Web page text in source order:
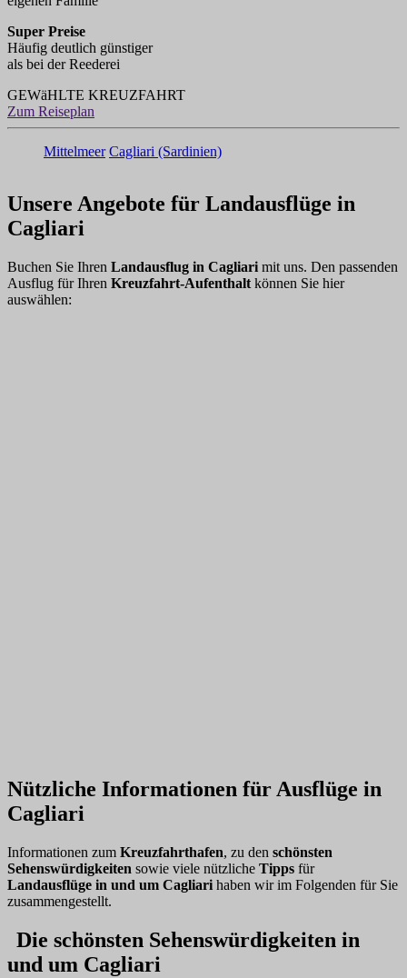
Super Preise
Häufig deutlich günstiger
als bei der Reederei
GEWäHLTE KREUZFAHRT
Zum Reiseplan
Mittelmeer Cagliari (Sardinien)
Unsere Angebote für Landausflüge in
Cagliari
Buchen Sie Ihren Landausflug in Cagliari mit uns. Den passenden
Ausflug für Ihren Kreuzfahrt-Aufenthalt können Sie hier
auswählen:
Nützliche Informationen für Ausflüge in
Cagliari
Informationen zum Kreuzfahrthafen, zu den schönsten
Sehenswürdigkeiten sowie viele nützliche Tipps für
Landausflüge in und um Cagliari haben wir im Folgenden für Sie
zusammengestellt.
Die schönsten Sehenswürdigkeiten in
und um Cagliari